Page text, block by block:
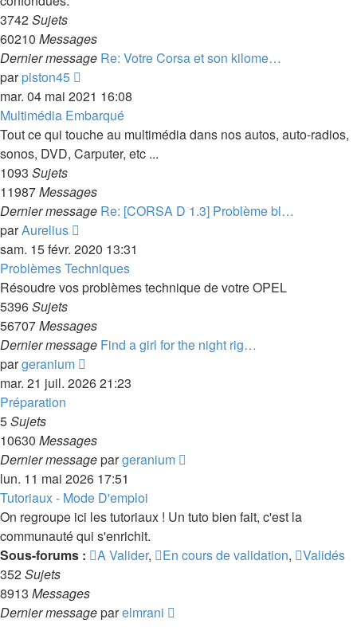
3742Sujets
60210 Messages
Dernier message Re: Votre Corsa et son kilome…
parpiston45
le
dernier
message
mar. 04 mai 2021 16:08
Multimédia Embarqué
Tout ce qui touche au multimédia dans nos autos, auto-radios,
sonos, DVD, Carputer, etc ...
1093 Sujets
11987Messages
Dernier message Re: [CORSA D 1.3] Problème bl…
parAurelius
le
dernier
message
sam. 15 févr. 2020 13:31
Problèmes Techniques
Résoudre vos problèmes technique de votre OPEL
5396Sujets
56707Messages
Dernier message Find a girl for the night rig…
pargeranium
le
mar. 21 juil. 2026 21:23
Préparation
5Sujets
10630 Messages
Dernier messagepargeranium
message
lun. 11 mai 2026 17:51
Tutoriaux - Mode D'emploi
On regroupe ici les tutoriaux ! Un tuto bien fait, c'est la
communauté qui s'enrichit.
Sous-forums :
A Valider, En cours de validation,
Validés
352Sujets
8913 Messages
Dernier messageparelmrani